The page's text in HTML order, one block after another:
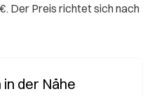
Der Preis richtet sich nach
der Nähe